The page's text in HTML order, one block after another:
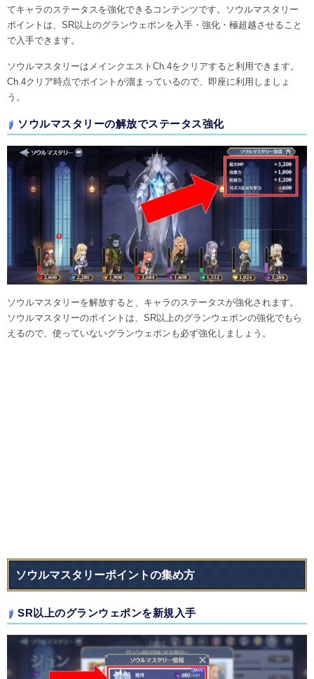
てキャラのステータスを強化できるコンテンツです。ソウルマスタリー
ポイントは、SR以上のグランウェポンを入手・強化・極超越させること
で入手できます。
ソウルマスタリーはメインクエストCh.4をクリアすると利用できます。
Ch.4クリア時点でポイントが溜まっているので、即座に利用しましょ
う。
ソウルマスタリーの解放でステータス強化
ソウルマスタリーを解放すると、キャラのステータスが強化されます。
ソウルマスタリーのポイントは、SR以上のグランウェポンの強化でもら
えるので、使っていないグランウェポンも必ず強化しましょう。
ソウルマスタリーポイントの集め方
SR以上のグランウェポンを新規入手